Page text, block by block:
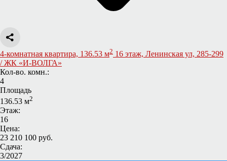
4-комнатная квартира, 136.53 м2 16 этаж, Ленинская ул, 285-299
/ ЖК «И-ВОЛГА»
Кол-во. комн.:
4
Площадь
136.53 м2
Этаж:
16
Цена:
23 210 100 руб.
Сдача:
3/2027